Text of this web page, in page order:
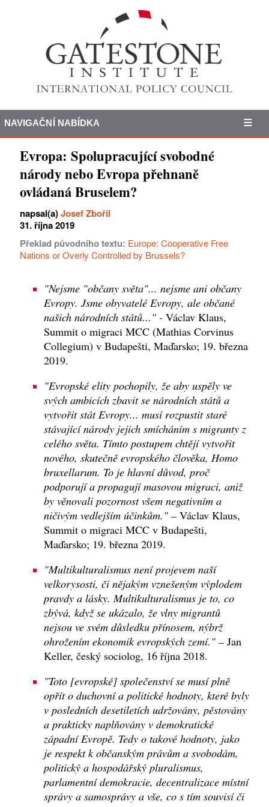
NAVIGAČNÍ NABÍDKA
Evropa: Spolupracující svobodné
národy nebo Evropa přehnaně
ovládaná Bruselem?
napsal(a)Josef Zbořil
31. října 2019
Překlad původního textu: Europe: Cooperative Free
Nations or Overly Controlled by Brussels?
"Nejsme "občany světa"... nejsme ani občany
Evropy. Jsme obyvatelé Evropy, ale občané
našich národních států..." - Václav Klaus,
Summit o migraci MCC (Mathias Corvinus
Collegium) v Budapešti, Maďarsko; 19. března
2019.
"Evropské elity pochopily, že aby uspěly ve
svých ambicích zbavit se národních států a
vytvořit stát Evropy... musí rozpustit staré
stávající národy jejich smícháním s migranty z
celého světa. Tímto postupem chtějí vytvořit
nového, skutečně evropského člověka, Homo
bruxellarum. To je hlavní důvod, proč
podporují a propagují masovou migraci, aniž
by věnovali pozornost všem negativním a
ničivým vedlejším účinkům." – Václav Klaus,
Summit o migraci MCC v Budapešti,
Maďarsko; 19. března 2019.
"Multikulturalismus není projevem naší
velkorysosti, či nějakým vznešeným výplodem
pravdy a lásky. Multikulturalismus je to, co
zbývá, když se ukázalo, že vlny migrantů
nejsou ve svém důsledku přínosem, nýbrž
ohrožením ekonomik evropských zemí." – Jan
Keller, český sociolog, 16 října 2018.
"Toto [evropské] společenství se musí plně
opřít o duchovní a politické hodnoty, které byly
v posledních desetiletích udržovány, pěstovány
a prakticky naplňovány v demokratické
západní Evropě. Tedy o takové hodnoty, jako
je respekt k občanským právům a svobodám,
politický a hospodářský pluralismus,
parlamentní demokracie, decentralizace místní
správy a samosprávy a vše, co s tím souvisí či